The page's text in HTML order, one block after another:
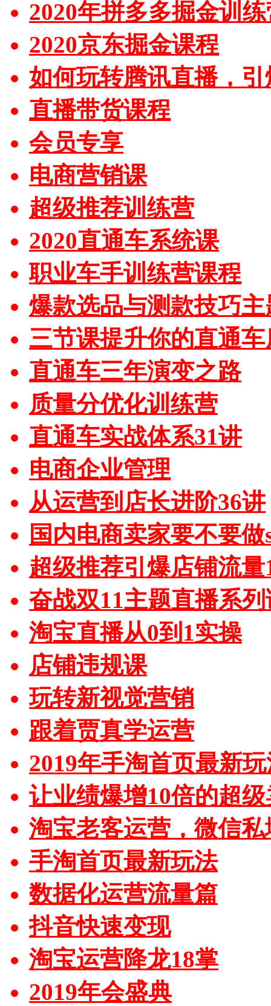
2020年拼多多掘金训
2020京东掘金课程
如何玩转腾讯直播，
直播带货课程
会员专享
电商营销课
超级推荐训练营
2020直通车系统课
职业车手训练营课程
爆款选品与测款技巧主
三节课提升你的直通
直通车三年演变之路
质量分优化训练营
直通车实战体系31讲
电商企业管理
从运营到店长进阶36讲
国内电商卖家要不要做
超级推荐引爆店铺流量
奋战双11主题直播系列
淘宝直播从0到1实操
店铺违规课
玩转新视觉营销
跟着贾真学运营
2019年手淘首页最新
让业绩爆增10倍的超
淘宝老客运营，微信私
手淘首页最新玩法
数据化运营流量篇
抖音快速变现
淘宝运营降龙18掌
2019年会盛典